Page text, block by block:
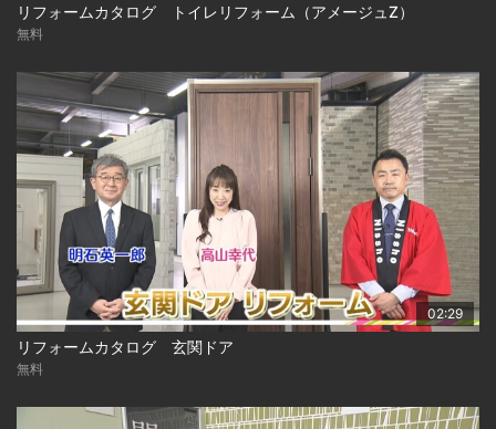
リフォームカタログ トイレリフォーム（アメージュZ）
無料
02:29
リフォームカタログ 玄関ドア
無料